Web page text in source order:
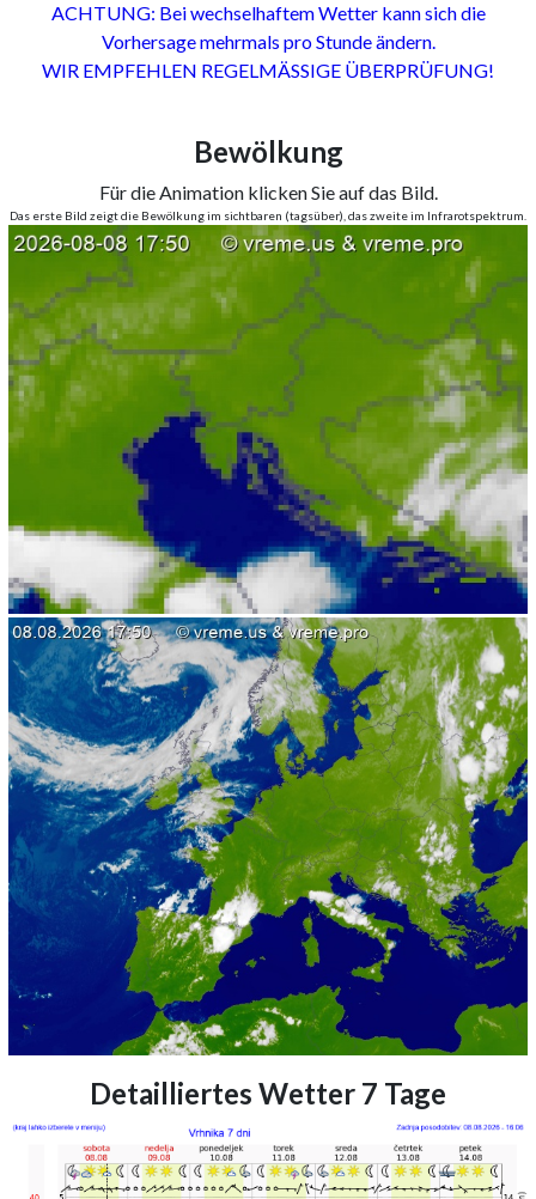
ACHTUNG: Bei wechselhaftem Wetter kann sich die
Vorhersage mehrmals pro Stunde ändern.
WIR EMPFEHLEN REGELMÄSSIGE ÜBERPRÜFUNG!
Bewölkung
Für die Animation klicken Sie auf das Bild.
Das erste Bild zeigt die Bewölkung im sichtbaren (tagsüber), das zweite im Infrarotspektrum.
Detailliertes Wetter 7 Tage